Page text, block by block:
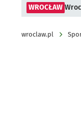
WROCŁAW
wroclaw.pl